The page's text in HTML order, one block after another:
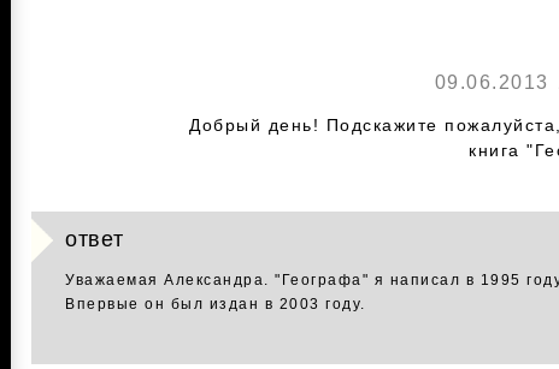
09.06.2013
Добрый день! Подскажите
книга
ответ
Уважаемая Александра. "Географа" я написал в 1995
Впервые он был издан в 2003 году.